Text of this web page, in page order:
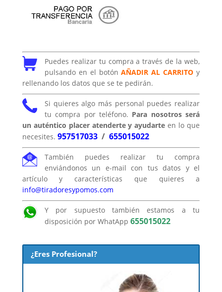
Puedes realizar tu compra a través de la web,
pulsando en el botónAÑADIR AL CARRITO y
rellenando los datos que se te pedirán.
Si quieres algo más personal puedes realizar
tu compra por teléfono. Para nosotros será
un auténtico placer atenderte y ayudarte en lo que
necesites. 957517033/ 655015022
También puedes realizar tu compra
enviándonos un e-mail con tus datos y el
artículo y características que quieres a
info@tiradoresypomos.com
Y por supuesto también estamos a tu
disposición por WhatApp 655015022
¿Eres Profesional?